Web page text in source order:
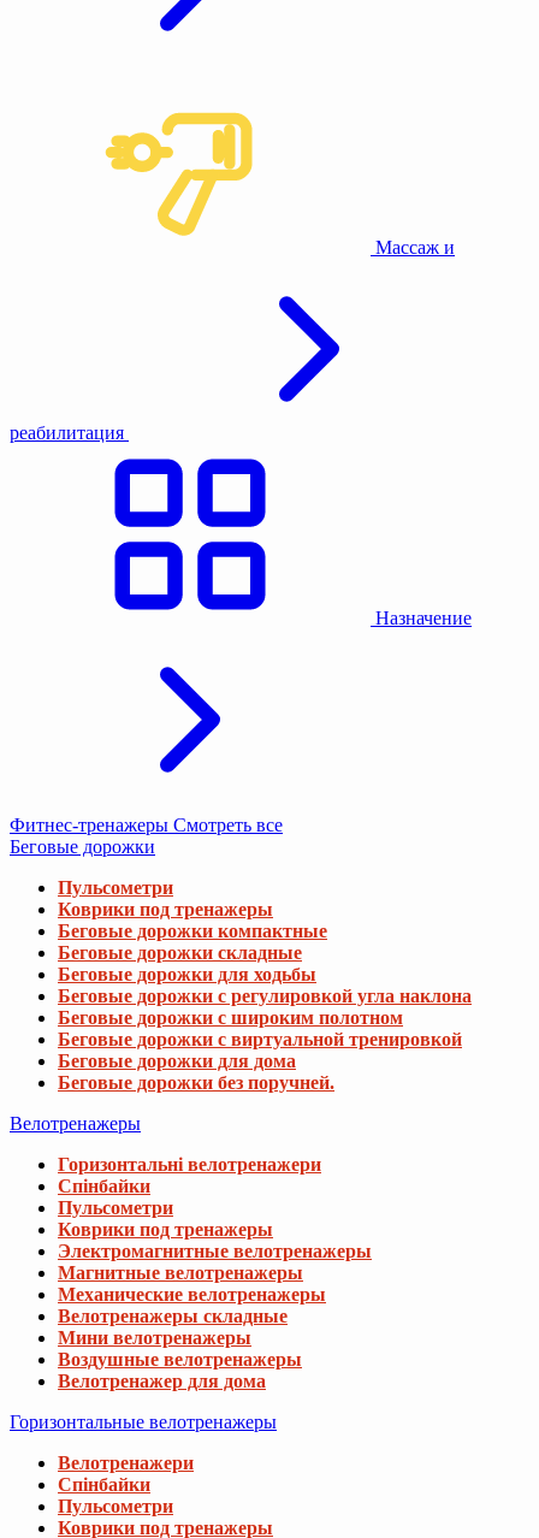
Массаж и
реабилитация
Назначение
Фитнес-тренажеры Смотреть все
Беговые дорожки
Пульсометри
Коврики под тренажеры
Беговые дорожки компактные
Беговые дорожки складные
Беговые дорожки для ходьбы
Беговые дорожки с регулировкой угла наклона
Беговые дорожки с широким полотном
Беговые дорожки с виртуальной тренировкой
Беговые дорожки для дома
Беговые дорожки без поручней.
Велотренажеры
Горизонтальні велотренажери
Спінбайки
Пульсометри
Коврики под тренажеры
Электромагнитные велотренажеры
Магнитные велотренажеры
Механические велотренажеры
Велотренажеры складные
Мини велотренажеры
Воздушные велотренажеры
Велотренажер для дома
Горизонтальные велотренажеры
Велотренажери
Спінбайки
Пульсометри
Коврики под тренажеры